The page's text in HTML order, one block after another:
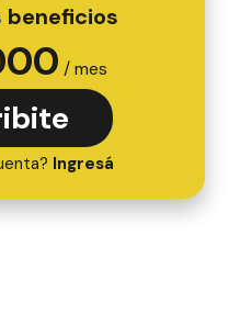
beneficios
/ mes
Ingresá